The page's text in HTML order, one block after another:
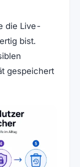
die Live-
bist.
gespeichert